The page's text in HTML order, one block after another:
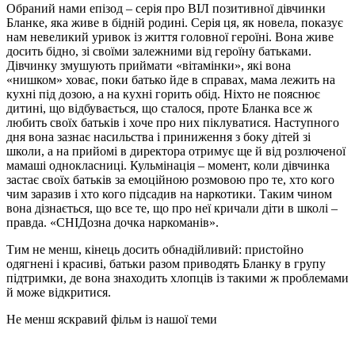
Обраний нами епізод – серія про ВІЛ позитивної дівчинки
Бланке, яка живе в бідній родині. Серія ця, як новела, показує
нам невеликий уривок із життя головної героїні. Вона живе
досить бідно, зі своїми залежними від героїну батьками.
Дівчинку змушують приймати «вітамінки», які вона
«нишком» ховає, поки батько йде в справах, мама лежить на
кухні під дозою, а на кухні горить обід. Ніхто не пояснює
дитині, що відбувається, що сталося, проте Бланка все ж
любить своїх батьків і хоче про них піклуватися. Наступного
дня вона зазнає насильства і приниження з боку дітей зі
школи, а на прийомі в директора отримує ще й від розлюченої
мамаші однокласниці. Кульмінація – момент, коли дівчинка
застає своїх батьків за емоційною розмовою про те, хто кого
чим заразив і хто кого підсадив на наркотики. Таким чином
вона дізнається, що все те, що про неї кричали діти в школі –
правда. «СНІДозна дочка наркоманів».
Тим не менш, кінець досить обнадійливий: пристойно
одягнені і красиві, батьки разом приводять Бланку в групу
підтримки, де вона знаходить хлопців із такими ж проблемами
й може відкритися.
Не менш яскравий фільм із нашої теми